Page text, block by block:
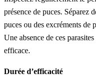
présence de puces. Séparez
puces ou des excréments de
Une absence de ces
efficace.
Durée d’efficacité